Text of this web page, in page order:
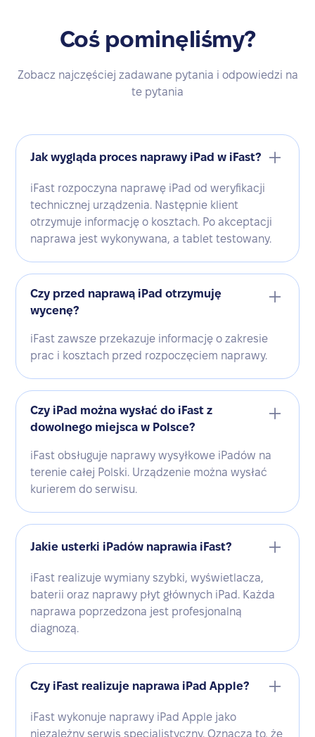
Coś pominęliśmy?
Zobacz najczęściej zadawane pytania i odpowiedzi na
te pytania
Jak wygląda proces naprawy iPad w iFast?
iFast rozpoczyna naprawę iPad od weryfikacji
technicznej urządzenia. Następnie klient
otrzymuje informację o kosztach. Po akceptacji
naprawa jest wykonywana, a tablet testowany.
Czy przed naprawą iPad otrzymuję
wycenę?
iFast zawsze przekazuje informację o zakresie
prac i kosztach przed rozpoczęciem naprawy.
Czy iPad można wysłać do iFast z
dowolnego miejsca w Polsce?
iFast obsługuje naprawy wysyłkowe iPadów na
terenie całej Polski. Urządzenie można wysłać
kurierem do serwisu.
Jakie usterki iPadów naprawia iFast?
iFast realizuje wymiany szybki, wyświetlacza,
baterii oraz naprawy płyt głównych iPad. Każda
naprawa poprzedzona jest profesjonalną
diagnozą.
Czy iFast realizuje naprawa iPad Apple?
iFast wykonuje naprawy iPad Apple jako
niezależny serwis specjalistyczny. Oznacza to, że